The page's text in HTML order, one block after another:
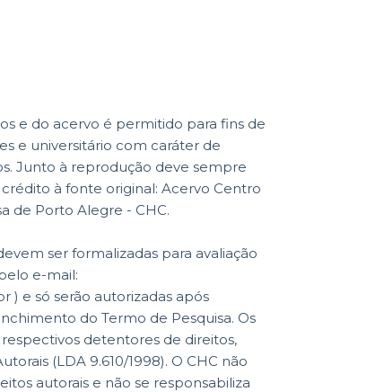
e do acervo é permitido para fins de
e universitário com caráter de
Junto à reprodução deve sempre
à fonte original: Acervo Centro
de Porto Alegre - CHC.
ser formalizadas para avaliação
e-mail:
) e só serão autorizadas após
do Termo de Pesquisa. Os
detentores de direitos,
(LDA 9.610/1998). O CHC não
autorais e não se responsabiliza